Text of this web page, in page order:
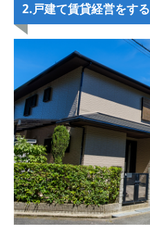
2.戸建て賃貸経営をする